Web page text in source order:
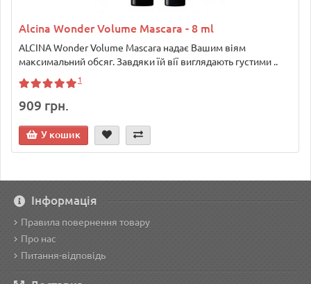
Alcina Wonder Volume Mascara - 8 ml
ALCINA Wonder Volume Mascara надає Вашим віям
максимальний обсяг. Завдяки їй вії виглядають густими ..
1
909 грн.
У кошик
Інформація
Правила повернення товару
Про нас
Питання-відповідь